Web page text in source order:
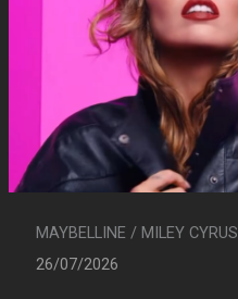
MAYBELLINE / MILEY CYRUS
26/07/2026